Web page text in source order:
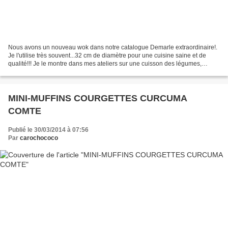
Nous avons un nouveau wok dans notre catalogue Demarle extraordinaire!.
Je l'utilise très souvent...32 cm de diamètre pour une cuisine saine et de
qualité!!! Je le montre dans mes ateliers sur une cuisson des légumes,
MINI-MUFFINS COURGETTES CURCUMA
COMTE
Publié le 30/03/2014 à 07:56
Par carochococo